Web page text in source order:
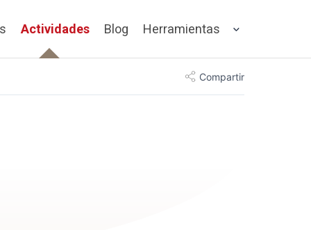
Actividades Blog Herramientas
Compartir